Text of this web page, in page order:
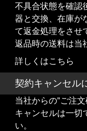
不具合状態を確認
器と交換、在庫が
て返金処理をさせ
返品時の送料は当
詳しくはこちら
契約キャンセル
当社からの”ご注
キャンセルは一切
い。